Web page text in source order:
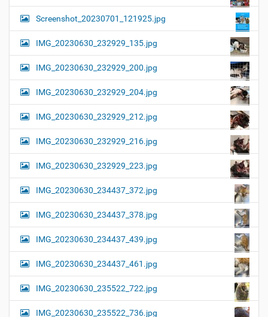
Screenshot_20230701_121925.jpg
IMG_20230630_232929_135.jpg
IMG_20230630_232929_200.jpg
IMG_20230630_232929_204.jpg
IMG_20230630_232929_212.jpg
IMG_20230630_232929_216.jpg
IMG_20230630_232929_223.jpg
IMG_20230630_234437_372.jpg
IMG_20230630_234437_378.jpg
IMG_20230630_234437_439.jpg
IMG_20230630_234437_461.jpg
IMG_20230630_235522_722.jpg
IMG_20230630_235522_736.jpg